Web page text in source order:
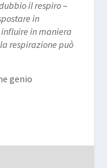
il respiro–
in
in maniera
respirazione può
genio